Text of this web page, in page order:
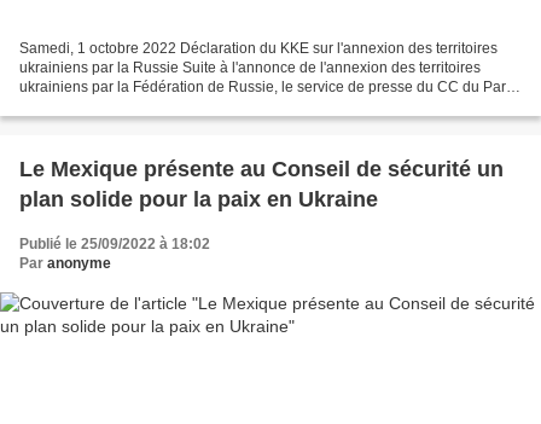
Samedi, 1 octobre 2022 Déclaration du KKE sur l'annexion des territoires
ukrainiens par la Russie Suite à l'annonce de l'annexion des territoires
ukrainiens par la Fédération de Russie, le service de presse du CC du Parti
Le Mexique présente au Conseil de sécurité un
plan solide pour la paix en Ukraine
Publié le 25/09/2022 à 18:02
Par anonyme